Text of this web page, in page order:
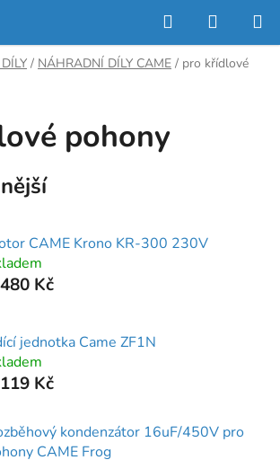
Hledat
KOŠÍK
/ NÁHRADNÍ DÍLY CAME / pro křídlové
pohony
CAME Krono KR-300 230V
Kč
jednotka Came ZF1N
Kč
kondenzátor 16uF/450V pro
CAME Frog